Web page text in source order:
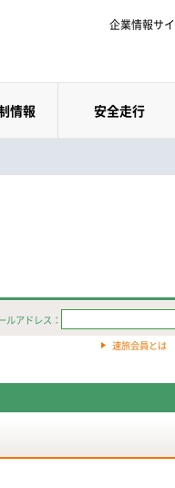
企業情報サ
情報 安全走行
ルアドレス：
速旅会員とは